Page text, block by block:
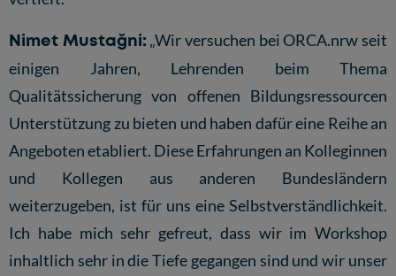
Nimet Mustağni: „Wir versuchen bei ORCA.nrw seit
einigen Jahren, Lehrenden beim Thema
Qualitätssicherung von offenen Bildungsressourcen
Unterstützung zu bieten und haben dafür eine Reihe an
Angeboten etabliert. Diese Erfahrungen an Kolleginnen
und Kollegen aus anderen Bundesländern
weiterzugeben, ist für uns eine Selbstverständlichkeit.
Ich habe mich sehr gefreut, dass wir im Workshop
inhaltlich sehr in die Tiefe gegangen sind und wir unser